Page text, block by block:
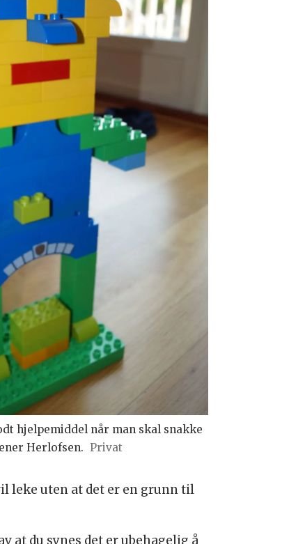
hjelpemiddel når man skal snakke
Herlofsen. Privat
leke uten at det er en grunn til
at du synes det er ubehagelig å